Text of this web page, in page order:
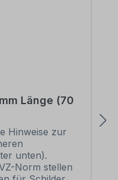
Länge (70
Hinweise zur
unten).
Norm stellen